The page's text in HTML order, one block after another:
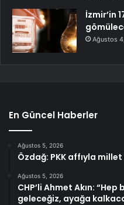
İzmir’in
Ağustos
En Güncel Haberler
Ağustos 5, 2026
Özdağ: PKK affıyla
Ağustos 5, 2026
CHP’li Ahmet Akın:
geleceğiz, ayağa